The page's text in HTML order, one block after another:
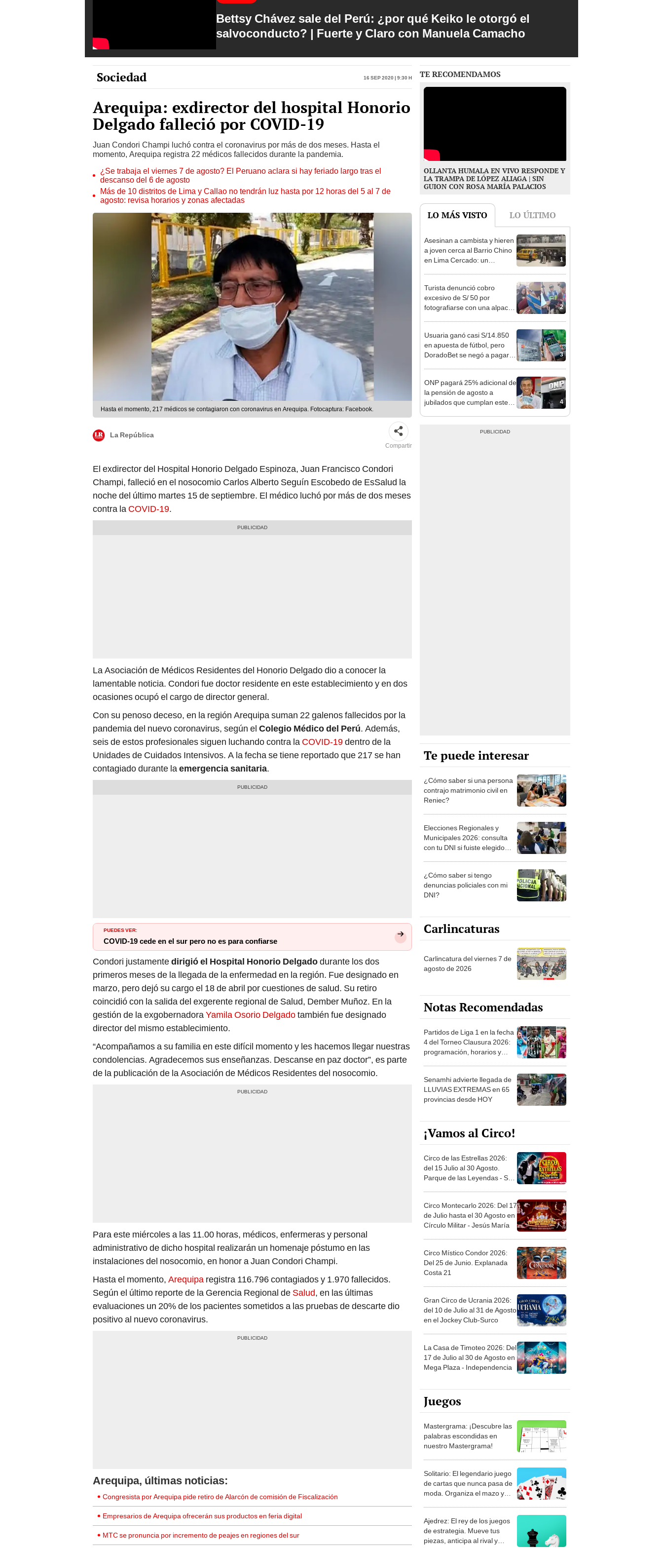
Bettsy Chávez sale del Perú: ¿por qué Keiko le otorgó el
salvoconducto? | Fuerte y Claro con Manuela Camacho
Sociedad 16 Sep 2020 | 9:30 h
Arequipa: exdirector del hospital Honorio
Delgado falleció por COVID-19
Juan Condori Champi luchó contra el coronavirus por más de dos meses. Hasta el
momento, Arequipa registra 22 médicos fallecidos durante la pandemia.
¿Se trabaja el viernes 7 de agosto? El Peruano aclara si hay feriado largo tras el
descanso del 6 de agosto
Más de 10 distritos de Lima y Callao no tendrán luz hasta por 12 horas del 5 al 7 de
agosto: revisa horarios y zonas afectadas
Hasta el momento, 217 médicos se contagiaron con coronavirus en Arequipa. Fotocaptura: Facebook.
La República
Compartir
El exdirector del Hospital Honorio Delgado Espinoza, Juan Francisco Condori
Champi, falleció en el nosocomio Carlos Alberto Seguín Escobedo de EsSalud la
noche del último martes 15 de septiembre. El médico luchó por más de dos meses
contra la COVID-19.
La Asociación de Médicos Residentes del Honorio Delgado dio a conocer la
lamentable noticia. Condori fue doctor residente en este establecimiento y en dos
ocasiones ocupó el cargo de director general.
Con su penoso deceso, en la región Arequipa suman 22 galenos fallecidos por la
pandemia del nuevo coronavirus, según el Colegio Médico del Perú. Además,
seis de estos profesionales siguen luchando contra la COVID-19dentro de la
Unidades de Cuidados Intensivos. A la fecha se tiene reportado que 217 se han
contagiado durante la emergencia sanitaria.
PUEDES VER:
COVID-19 cede en el sur pero no es para confiarse
Condori justamentedirigió el Hospital Honorio Delgadodurante los dos
primeros meses de la llegada de la enfermedad en la región. Fue designado en
marzo, pero dejó su cargo el 18 de abril por cuestiones de salud. Su retiro
coincidió con la salida del exgerente regional de Salud, Dember Muñoz. En la
gestión de la exgobernadora Yamila Osorio Delgadotambién fue designado
director del mismo establecimiento.
“Acompañamos a su familia en este difícil momento y les hacemos llegar nuestras
condolencias. Agradecemos sus enseñanzas. Descanse en paz doctor”, es parte
de la publicación de la Asociación de Médicos Residentes del nosocomio.
Para este miércoles a las 11.00 horas, médicos, enfermeras y personal
administrativo de dicho hospital realizarán un homenaje póstumo en las
instalaciones del nosocomio, en honor a Juan Condori Champi.
Hasta el momento, Arequipa registra 116.796 contagiados y 1.970 fallecidos.
Según el último reporte de la Gerencia Regional de Salud, en las últimas
evaluaciones un 20% de los pacientes sometidos a las pruebas de descarte dio
positivo al nuevo coronavirus.
Arequipa, últimas noticias:
Congresista por Arequipa pide retiro de Alarcón de comisión de Fiscalización
Empresarios de Arequipa ofrecerán sus productos en feria digital
MTC se pronuncia por incremento de peajes en regiones del sur
TE RECOMENDAMOS
OLLANTA HUMALA EN VIVO RESPONDE Y
LA TRAMPA DE LÓPEZ ALIAGA | SIN
GUION CON ROSA MARÍA PALACIOS
LO MÁS VISTO LO ÚLTIMO
1
Asesinan a cambista y hieren
a joven cerca al Barrio Chino
en Lima Cercado: un
2
Turista denunció cobro
excesivo de S/ 50 por
fotografiarse con una alpaca
3
Usuaria ganó casi S/14.850
en apuesta de fútbol, pero
DoradoBet se negó a pagar:
4
ONP pagará 25% adicional de
la pensión de agosto a
jubilados que cumplan este
Te puede interesar
¿Cómo saber si una persona
contrajo matrimonio civil en
Reniec?
Elecciones Regionales y
Municipales 2026: consulta
con tu DNI si fuiste elegido
la ONPE
¿Cómo saber si tengo
denuncias policiales con mi
DNI?
Carlincaturas
Carlincatura del viernes 7 de
agosto de 2026
Notas Recomendadas
Partidos de Liga 1 en la fecha
4 del Torneo Clausura 2026:
programación, horarios y
Senamhi advierte llegada de
LLUVIAS EXTREMAS en 65
provincias desde HOY
¡Vamos al Circo!
Circo de las Estrellas 2026:
del 15 Julio al 30 Agosto.
Parque de las Leyendas - San
Circo Montecarlo 2026: Del 17
de Julio hasta el 30 Agosto en
Círculo Militar - Jesús María
Circo Místico Condor 2026:
Del 25 de Junio. Explanada
Costa 21
Gran Circo de Ucrania 2026:
del 10 de Julio al 31 de Agosto
en el Jockey Club-Surco
La Casa de Timoteo 2026: Del
17 de Julio al 30 de Agosto en
Mega Plaza - Independencia
Juegos
Mastergrama: ¡Descubre las
palabras escondidas en
nuestro Mastergrama!
Solitario: El legendario juego
de cartas que nunca pasa de
moda. Organiza el mazo y
Ajedrez: El rey de los juegos
de estrategia. Mueve tus
piezas, anticipa al rival y